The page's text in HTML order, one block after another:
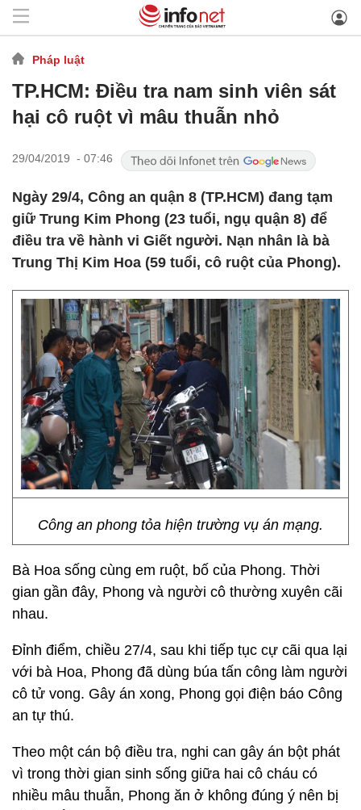
Pháp luật
TP.HCM: Điều tra nam sinh viên sát
hại cô ruột vì mâu thuẫn nhỏ
29/04/2019 - 07:46
Ngày 29/4, Công an quận 8 (TP.HCM) đang tạm
giữ Trung Kim Phong (23 tuổi, ngụ quận 8) để
điều tra về hành vi Giết người. Nạn nhân là bà
Trung Thị Kim Hoa (59 tuổi, cô ruột của Phong).
Công an phong tỏa hiện trường vụ án mạng.
Bà Hoa sống cùng em ruột, bố của Phong. Thời
gian gần đây, Phong và người cô thường xuyên cãi
nhau.
Đỉnh điểm, chiều 27/4, sau khi tiếp tục cự cãi qua lại
với bà Hoa, Phong đã dùng búa tấn công làm người
cô tử vong. Gây án xong, Phong gọi điện báo Công
an tự thú.
Theo một cán bộ điều tra, nghi can gây án bột phát
vì trong thời gian sinh sống giữa hai cô cháu có
nhiều mâu thuẫn, Phong ăn ở không đúng ý nên bị